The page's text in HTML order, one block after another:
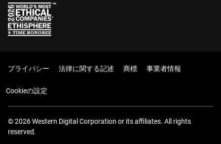
プライバシー 法律に関する記述 商標 事業者情報
Cookieの設定
© 2026 Western Digital Corporation or its affiliates. All rights
reserved.